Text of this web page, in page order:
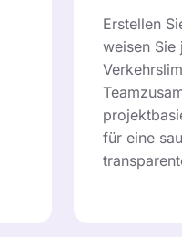
Erstellen
weisen
für eine